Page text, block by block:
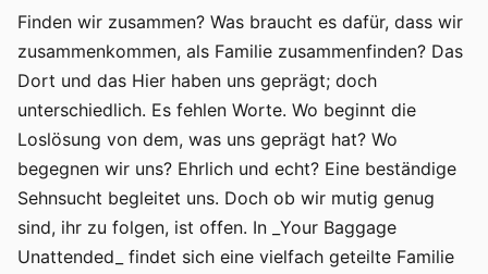
Finden wir zusammen? Was braucht es dafür, dass wir
zusammenkommen, als Familie zusammenfinden? Das
Dort und das Hier haben uns geprägt; doch
unterschiedlich. Es fehlen Worte. Wo beginnt die
Loslösung von dem, was uns geprägt hat? Wo
begegnen wir uns? Ehrlich und echt? Eine beständige
Sehnsucht begleitet uns. Doch ob wir mutig genug
sind, ihr zu folgen, ist offen. In _Your Baggage
Unattended_ findet sich eine vielfach geteilte Familie